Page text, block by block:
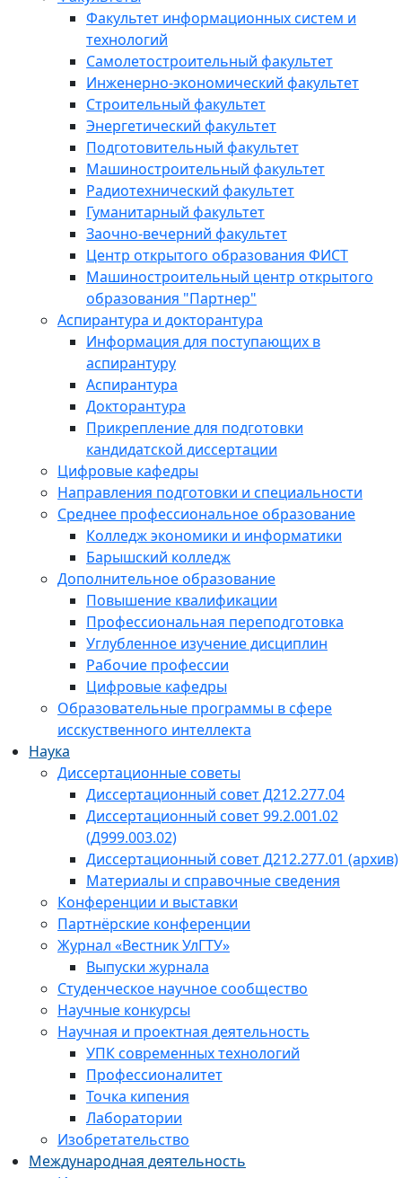
Факультет информационных систем и
технологий
Самолетостроительный факультет
Инженерно-экономический факультет
Строительный факультет
Энергетический факультет
Подготовительный факультет
Машиностроительный факультет
Радиотехнический факультет
Гуманитарный факультет
Заочно-вечерний факультет
Центр открытого образования ФИСТ
Машиностроительный центр открытого
образования "Партнер"
Аспирантура и докторантура
Информация для поступающих в
аспирантуру
Аспирантура
Докторантура
Прикрепление для подготовки
кандидатской диссертации
Цифровые кафедры
Направления подготовки и специальности
Среднее профессиональное образование
Колледж экономики и информатики
Барышский колледж
Дополнительное образование
Повышение квалификации
Профессиональная переподготовка
Углубленное изучение дисциплин
Рабочие профессии
Цифровые кафедры
Образовательные программы в сфере
исскуственного интеллекта
Наука
Диссертационные советы
Диссертационный совет Д212.277.04
Диссертационный совет 99.2.001.02
(Д999.003.02)
Диссертационный совет Д212.277.01 (архив)
Материалы и справочные сведения
Конференции и выставки
Партнёрские конференции
Журнал «Вестник УлГТУ»
Выпуски журнала
Студенческое научное сообщество
Научные конкурсы
Научная и проектная деятельность
УПК современных технологий
Профессионалитет
Точка кипения
Лаборатории
Изобретательство
Международная деятельность